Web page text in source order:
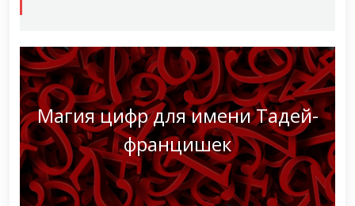
Магия цифр для имени Тадей-
францишек